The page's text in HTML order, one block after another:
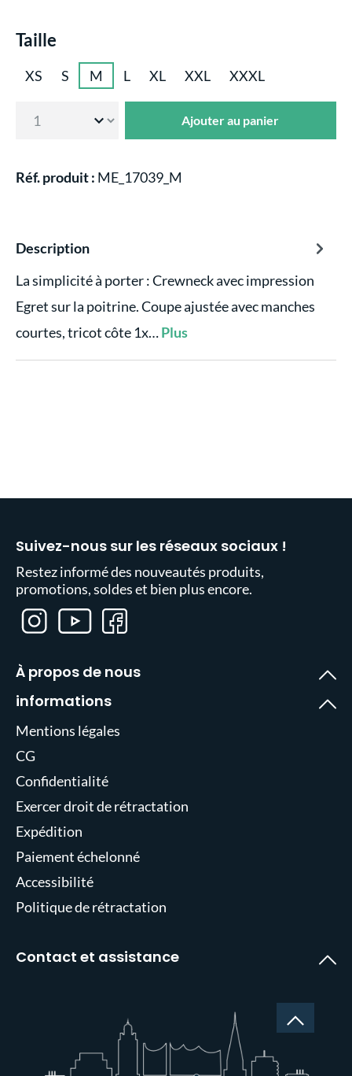
Sélectionnez
Taille
XS S M L XL XXL XXXL
Ajouter au panier
Réf. produit : ME_17039_M
Description
La simplicité à porter : Crewneck avec impression
Egret sur la poitrine. Coupe ajustée avec manches
courtes, tricot côte 1x…Plus
Suivez-nous sur les réseaux sociaux !
Restez informé des nouveautés produits,
promotions, soldes et bien plus encore.
À propos de nous
informations
Mentions légales
CG
Confidentialité
Exercer droit de rétractation
Expédition
Paiement échelonné
Accessibilité
Politique de rétractation
Contact et assistance